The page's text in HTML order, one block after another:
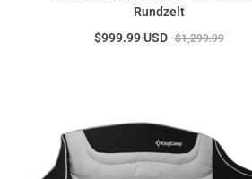
Rundzelt
$999.99 USD $1,299.99